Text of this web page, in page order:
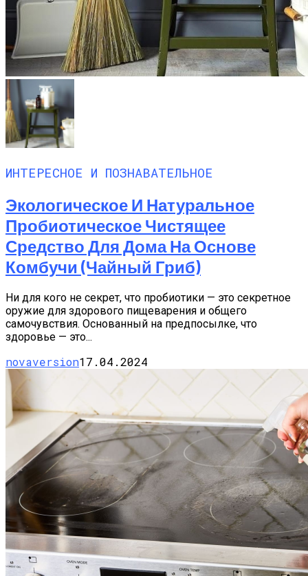
ИНТЕРЕСНОЕ И ПОЗНАВАТЕЛЬНОЕ
Экологическое И Натуральное
Пробиотическое Чистящее
Средство Для Дома На Основе
Комбучи (чайный Гриб)
Ни для кого не секрет, что пробиотики — это секретное
оружие для здорового пищеварения и общего
самочувствия. Основанный на предпосылке, что
здоровье — это...
novaversion17.04.2024